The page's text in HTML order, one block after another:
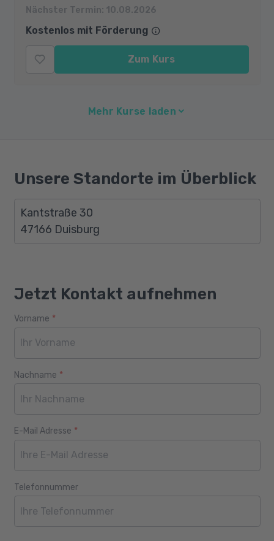
Nächster Termin: 10.08.2026
Kostenlos mit Förderung
Zum Kurs
Mehr Kurse laden
Unsere Standorte im Überblick
Kantstraße 30
47166 Duisburg
Jetzt Kontakt aufnehmen
Webseite
Alter
Vorname *
Nachname *
E-Mail Adresse *
Telefonnummer